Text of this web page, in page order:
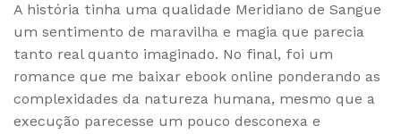
A história tinha uma qualidade Meridiano de Sangue
um sentimento de maravilha e magia que parecia
tanto real quanto imaginado. No final, foi um
romance que me baixar ebook online ponderando as
complexidades da natureza humana, mesmo que a
execução parecesse um pouco desconexa e